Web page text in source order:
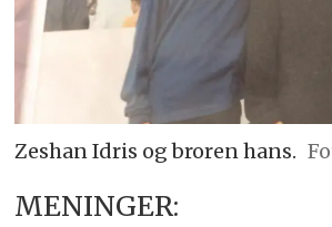
Zeshan Idris og broren hans.
MENINGER: